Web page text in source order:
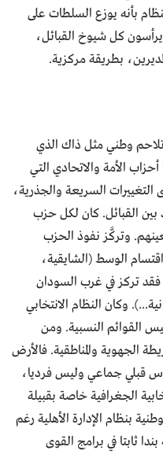
بأنه يوزع السلطات على
كل شيوخ القبائل،
بطريقة مركزية.
تلاحم وطني مثل ذاك الذي
المهدية (1885-1898). أما أحزاب الأمة والاتحادي التي
السريعة والجذرية،
بين القبائل. كان لكل حزب
وتركَّز نفوذ الحزب
الوسط (الشايقية،
فقد تركز في غرب السودان
وكان النظام الانتخابي
القوائم النسبية. ومن
الجهوية والمناطقية. فالأرض
قبلي جماعي وليس فرديا،
الجغرافية خاصة بقبيلة
بنظام الإدارة الأهلية رغم
ثابتا في برامج القوى